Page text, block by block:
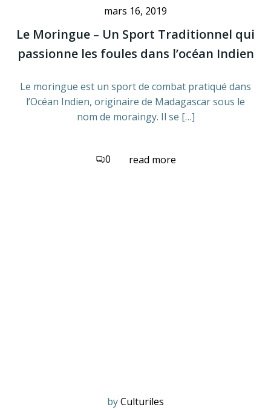
mars 16, 2019
Le Moringue – Un Sport Traditionnel qui
passionne les foules dans l’océan Indien
Le moringue est un sport de combat pratiqué dans
l’Océan Indien, originaire de Madagascar sous le
nom de moraingy. Il se […]
0 read more
byCulturiles